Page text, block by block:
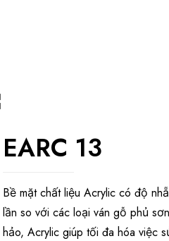
EARC 13
Bề mặt chất liệu Acrylic có độ
lần so với các loại ván gỗ phủ
hảo, Acrylic giúp tối đa hóa việc